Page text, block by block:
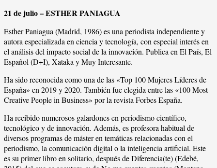
21 de julio – ESTHER PANIAGUA
Esther Paniagua (Madrid, 1986) es una periodista independiente y
autora especializada en ciencia y tecnología, con especial interés en
el análisis del impacto social de la innovación. Publica en El País, El
Español (D+I), Xataka y Muy Interesante.
Ha sido reconocida como una de las «Top 100 Mujeres Líderes de
España» en 2019 y 2020. También fue elegida entre las «100 Most
Creative People in Business» por la revista Forbes España.
Ha recibido numerosos galardones en periodismo científico,
tecnológico y de innovación. Además, es profesora habitual de
diversos programas de máster en temáticas relacionadas con el
periodismo, la comunicación digital o la inteligencia artificial. Este
es su primer libro en solitario, después de Diferencia(te) (Edebé,